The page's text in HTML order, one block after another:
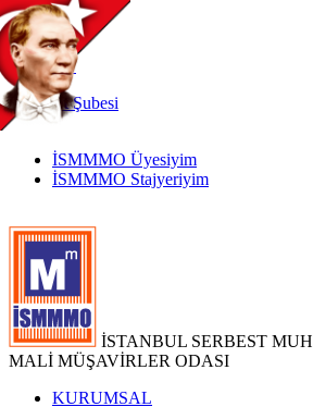
TR
|
EN
İnternetŞubesi
İSMMMO Üyesiyim
İSMMMO Stajyeriyim
İSTANBUL SERBEST
MALİ MÜŞAVİRLER ODASI
KURUMSAL